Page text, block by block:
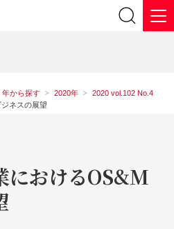
年から探す 2020年
2020 vol.102 No.4
ネスの展望
におけるOS&M